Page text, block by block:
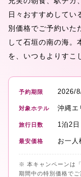
日々おすすめしてい
別価格でご予約いた
して石垣の南の海。
を、いつもよりすこ
予約期限 2026/
対象ホテル 沖縄エ
旅行日数 1泊2日
最安価格 お一人
※ 本キャンペーンは
期間中の特別価格でご